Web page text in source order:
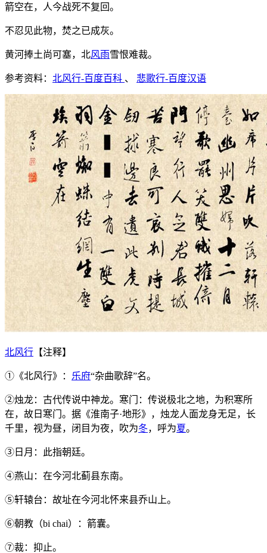
箭空在，人今战死不复回。
不忍见此物，焚之已成灰。
黄河捧土尚可塞，北风雨雪恨难裁。
参考资料： 北风行-百度百科 、 悲歌行-百度汉语
北风行 【注释】
①《北风行》： 乐府“杂曲歌辞”名。
②烛龙：古代传说中神龙。寒门：传说极北之地，为积寒所
在，故日寒门。据《淮南子·地形》，烛龙人面龙身无足，长
千里，视为昼，闭目为夜，吹为冬，呼为夏。
③日月：此指朝廷。
④燕山：在今河北蓟县东南。
⑤轩辕台：故址在今河北怀来县乔山上。
⑥朝教（bi chai）：箭囊。
⑦裁：抑止。